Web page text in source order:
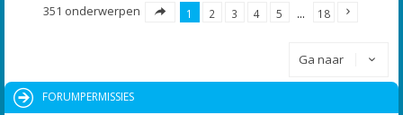
351 onderwerpen 1 2 3 4 5 … 18
Ga naar
FORUMPERMISSIES